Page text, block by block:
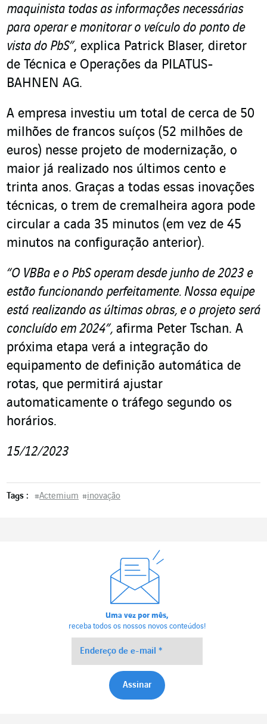
maquinista todas as informações necessárias
para operar e monitorar o veículo do ponto de
vista do PbS”, explica Patrick Blaser, diretor
de Técnica e Operações da PILATUS-
BAHNEN AG.
A empresa investiu um total de cerca de 50
milhões de francos suíços (52 milhões de
euros) nesse projeto de modernização, o
maior já realizado nos últimos cento e
trinta anos. Graças a todas essas inovações
técnicas, o trem de cremalheira agora pode
circular a cada 35 minutos (em vez de 45
minutos na configuração anterior).
“O VBBa e o PbS operam desde junho de 2023 e
estão funcionando perfeitamente. Nossa equipe
está realizando as últimas obras, e o projeto será
concluído em 2024”, afirma Peter Tschan. A
próxima etapa verá a integração do
equipamento de definição automática de
rotas, que permitirá ajustar
automaticamente o tráfego segundo os
horários.
15/12/2023
Tags : #Actemium #inovação
Uma vez por mês,
receba todos os nossos novos conteúdos!